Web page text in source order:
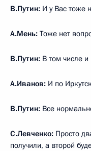
В.Путин: И у Вас тоже
А.Мень: Тоже нет
В.Путин: В том числе и
А.Иванов: И по
В.Путин: Все
С.Левченко: Просто
получили, а второй